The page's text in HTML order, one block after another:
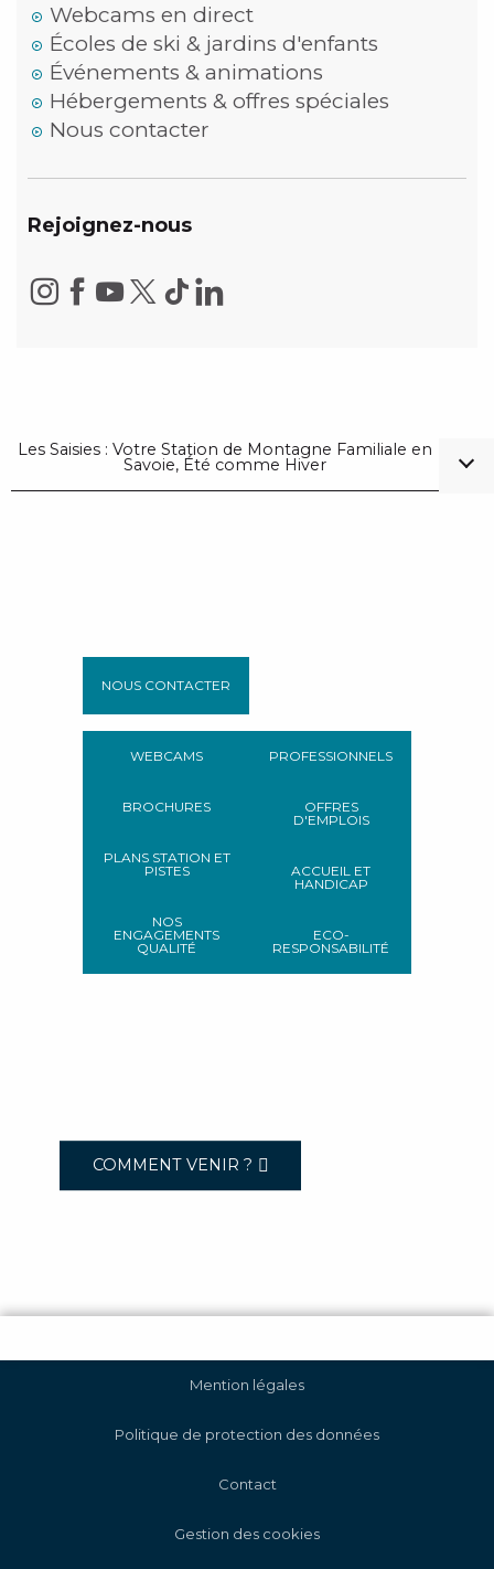
Webcams en direct
Écoles de ski & jardins d'enfants
Événements & animations
Hébergements & offres spéciales
Nous contacter
Rejoignez-nous
Les Saisies : Votre Station de Montagne Familiale en
Savoie, Été comme Hiver
NOUS CONTACTER
WEBCAMS
BROCHURES
PLANS STATION ET
PISTES
NOS
ENGAGEMENTS
QUALITÉ
PROFESSIONNELS
OFFRES
D'EMPLOIS
ACCUEIL ET
HANDICAP
ECO-
RESPONSABILITÉ
COMMENT VENIR ?
Mention légales
Politique de protection des données
Contact
Gestion des cookies